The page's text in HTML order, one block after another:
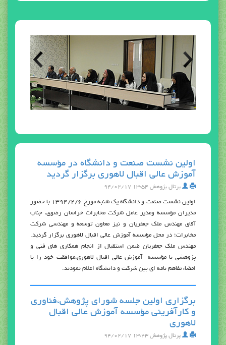
اولين نشست صنعت و دانشگاه در مؤسسه
آموزش عالي اقبال لاهوري برگزار گرديد
پرتال پژوهش ۱۳:۵۴ ۹۴/۰۲/۱۷
اولين نشست صنعت و دانشگاه يك شنبه مورخ 1394/2/6 با حضور
مديران مؤسسه ومدير عامل شركت مخابرات خراسان رضوي، جناب
آقاي مهندس ملك جعفريان و نيز معاون توسعه و مهندسي شركت
مخابرات؛ در محل مؤسسه آموزش عالي اقبال لاهوري برگزار گرديد.
مهندس ملك جعفريان ضمن استقبال از انجام همكاري هاي فني و
پژوهشي با مؤسسه آموزش عالي اقبال لاهوري،موافقت خود را با
امضاء تفاهم نامه اي بين شركت و دانشگاه اعلام نمودند.
برگزاري اولين جلسه شوراي پژوهش،فناوري
و كارآفريني مؤسسه آموزش عالي اقبال
لاهوري
پرتال پژوهش ۱۳:۴۳ ۹۴/۰۲/۱۷